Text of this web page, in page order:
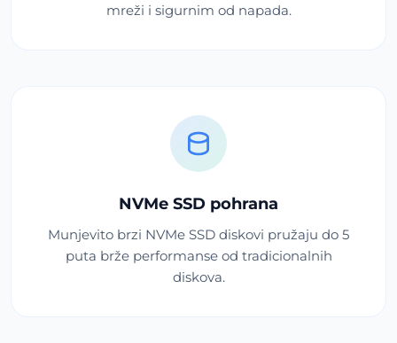
mreži i sigurnim od napada.
NVMe SSD pohrana
Munjevito brzi NVMe SSD diskovi pružaju do 5
puta brže performanse od tradicionalnih
diskova.